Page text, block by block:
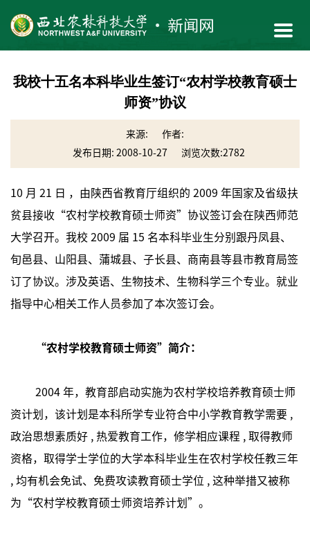
我校十五名本科毕业生签订“农村学校教育硕士
师资”协议
来源:
作者:
发布日期: 2008-10-27
浏览次数:2782
10 月 21 日 ，由陕西省教育厅组织的 2009 年国家及省级扶
贫县接收“农村学校教育硕士师资”协议签订会在陕西师范
大学召开。我校 2009 届 15 名本科毕业生分别跟丹凤县、
旬邑县、山阳县、蒲城县、子长县、商南县等县市教育局签
订了协议。涉及英语、生物技术、生物科学三个专业。就业
指导中心相关工作人员参加了本次签订会。
“农村学校教育硕士师资”简介：
2004 年，教育部启动实施为农村学校培养教育硕士师
资计划，该计划是本科所学专业符合中小学教育教学需要 ,
政治思想素质好 , 热爱教育工作，修学相应课程 , 取得教师
资格，取得学士学位的大学本科毕业生在农村学校任教三年
, 均有机会免试、免费攻读教育硕士学位 , 这种举措又被称
为“农村学校教育硕士师资培养计划”。